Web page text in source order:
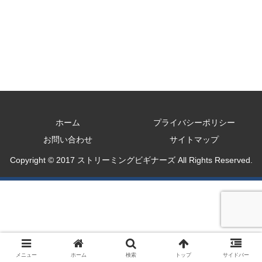
ホーム
プライバシーポリシー
お問い合わせ
サイトマップ
Copyright © 2017 ストリーミングビギナーズ All Rights Reserved.
メニュー ホーム 検索 トップ サイドバー